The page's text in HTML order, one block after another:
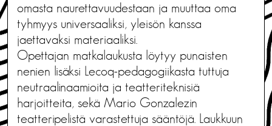
omasta naurettavuudestaan ja muuttaa oma
tyhmyys universaaliksi, yleisön kanssa
jaettavaksi materiaaliksi.
Opettajan matkalaukusta löytyy punaisten
nenien lisäksi Lecoq-pedagogiikasta tuttuja
neutraalinaamioita ja teatteriteknisiä
harjoitteita, sekä Mario Gonzalezin
teatteripelistä varastettuja sääntöjä. Laukkuun